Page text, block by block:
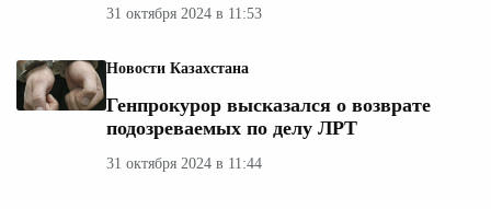
31 октября 2024 в 11:53
Новости Казахстана
Генпрокурор высказался о возврате
подозреваемых по делу ЛРТ
31 октября 2024 в 11:44